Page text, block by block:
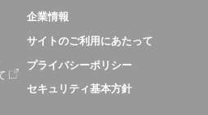
企業情報
サイトのご利用にあたって
プライバシーポリシー
セキュリティ基本方針